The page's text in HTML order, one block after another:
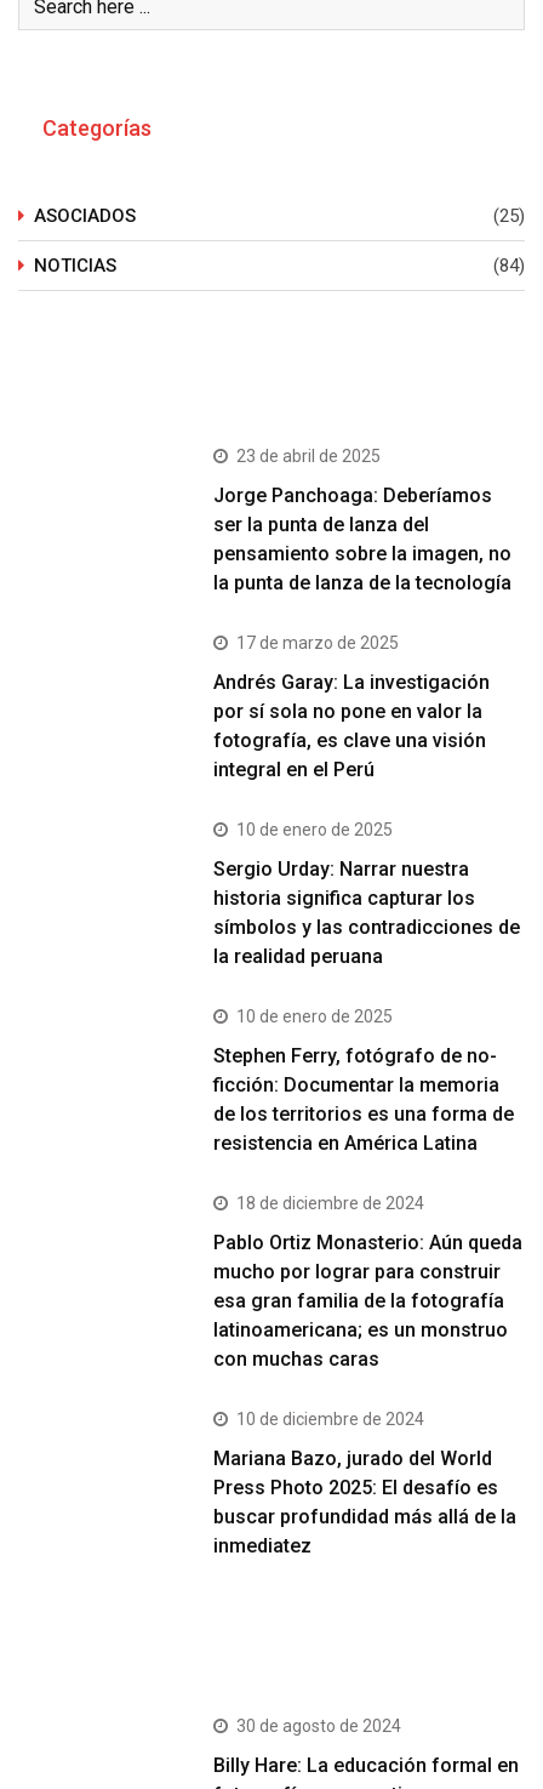
Categorías
ASOCIADOS (25)
NOTICIAS (84)
23 de abril de 2025
Jorge Panchoaga: Deberíamos
ser la punta de lanza del
pensamiento sobre la imagen, no
la punta de lanza de la tecnología
17 de marzo de 2025
Andrés Garay: La investigación
por sí sola no pone en valor la
fotografía, es clave una visión
integral en el Perú
10 de enero de 2025
Sergio Urday: Narrar nuestra
historia significa capturar los
símbolos y las contradicciones de
la realidad peruana
10 de enero de 2025
Stephen Ferry, fotógrafo de no-
ficción: Documentar la memoria
de los territorios es una forma de
resistencia en América Latina
18 de diciembre de 2024
Pablo Ortiz Monasterio: Aún queda
mucho por lograr para construir
esa gran familia de la fotografía
latinoamericana; es un monstruo
con muchas caras
10 de diciembre de 2024
Mariana Bazo, jurado del World
Press Photo 2025: El desafío es
buscar profundidad más allá de la
inmediatez
30 de agosto de 2024
Billy Hare: La educación formal en